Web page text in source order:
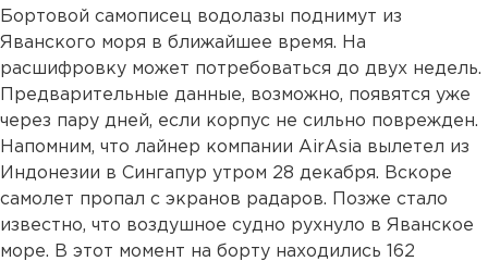
Бортовой самописец водолазы поднимут из
Яванского моря в ближайшее время. На
расшифровку может потребоваться до двух недель.
Предварительные данные, возможно, появятся уже
через пару дней, если корпус не сильно поврежден.
Напомним, что лайнер компании AirAsia вылетел из
Индонезии в Сингапур утром 28 декабря. Вскоре
самолет пропал с экранов радаров. Позже стало
известно, что воздушное судно рухнуло в Яванское
море. В этот момент на борту находились 162